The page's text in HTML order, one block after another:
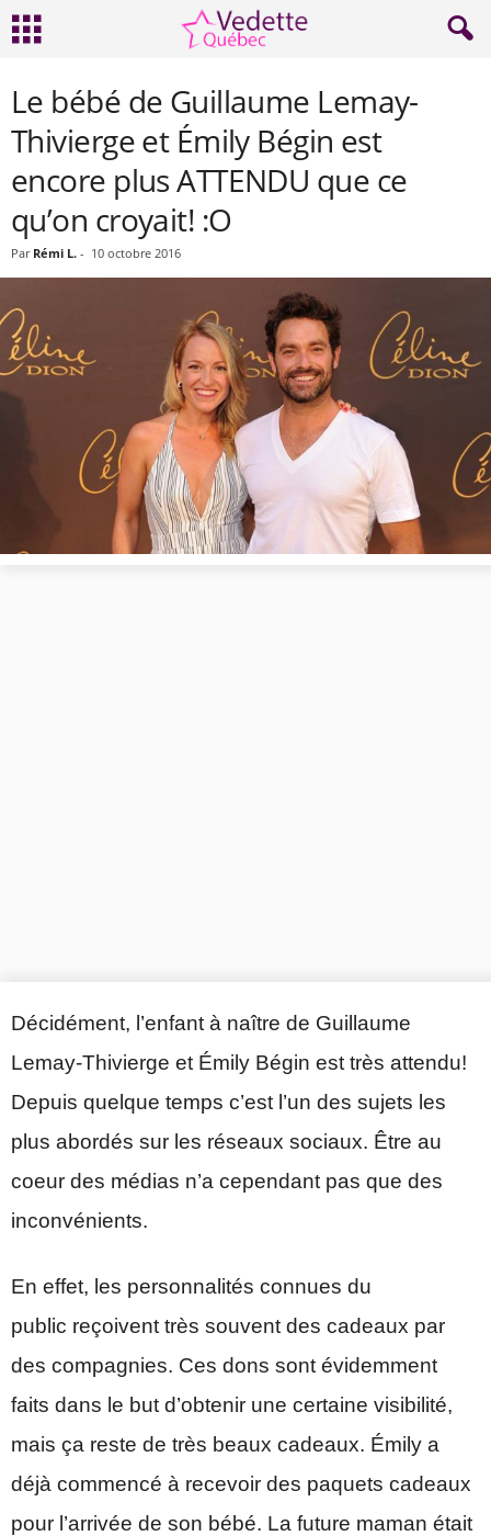
Le bébé de Guillaume Lemay-
Thivierge et Émily Bégin est
encore plus ATTENDU que ce
qu’on croyait! :O
Par Rémi L. - 10 octobre 2016
Décidément, l’enfant à naître de Guillaume
Lemay-Thivierge et Émily Bégin est très attendu!
Depuis quelque temps c’est l’un des sujets les
plus abordés sur les réseaux sociaux. Être au
coeur des médias n’a cependant pas que des
inconvénients.
En effet, les personnalités connues du
public reçoivent très souvent des cadeaux par
des compagnies. Ces dons sont évidemment
faits dans le but d’obtenir une certaine visibilité,
mais ça reste de très beaux cadeaux. Émily a
déjà commencé à recevoir des paquets cadeaux
pour l’arrivée de son bébé. La future maman était